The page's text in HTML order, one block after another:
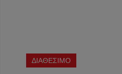
ΔΙΑΘΕΣΙΜΟ